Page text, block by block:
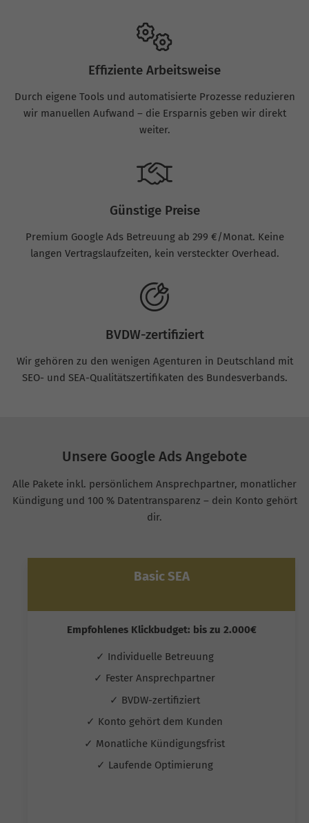
Effiziente Arbeitsweise
Durch eigene Tools und automatisierte Prozesse reduzieren
wir manuellen Aufwand – die Ersparnis geben wir direkt
weiter.
Günstige Preise
Premium Google Ads Betreuung ab 299 €/Monat. Keine
langen Vertragslaufzeiten, kein versteckter Overhead.
BVDW-zertifiziert
Wir gehören zu den wenigen Agenturen in Deutschland mit
SEO- und SEA-Qualitätszertifikaten des Bundesverbands.
Unsere Google Ads Angebote
Alle Pakete inkl. persönlichem Ansprechpartner, monatlicher
Kündigung und 100 % Datentransparenz – dein Konto gehört
dir.
Basic SEA
Empfohlenes Klickbudget: bis zu 2.000€
✓ Individuelle Betreuung
✓ Fester Ansprechpartner
✓ BVDW-zertifiziert
✓ Konto gehört dem Kunden
✓ Monatliche Kündigungsfrist
✓ Laufende Optimierung